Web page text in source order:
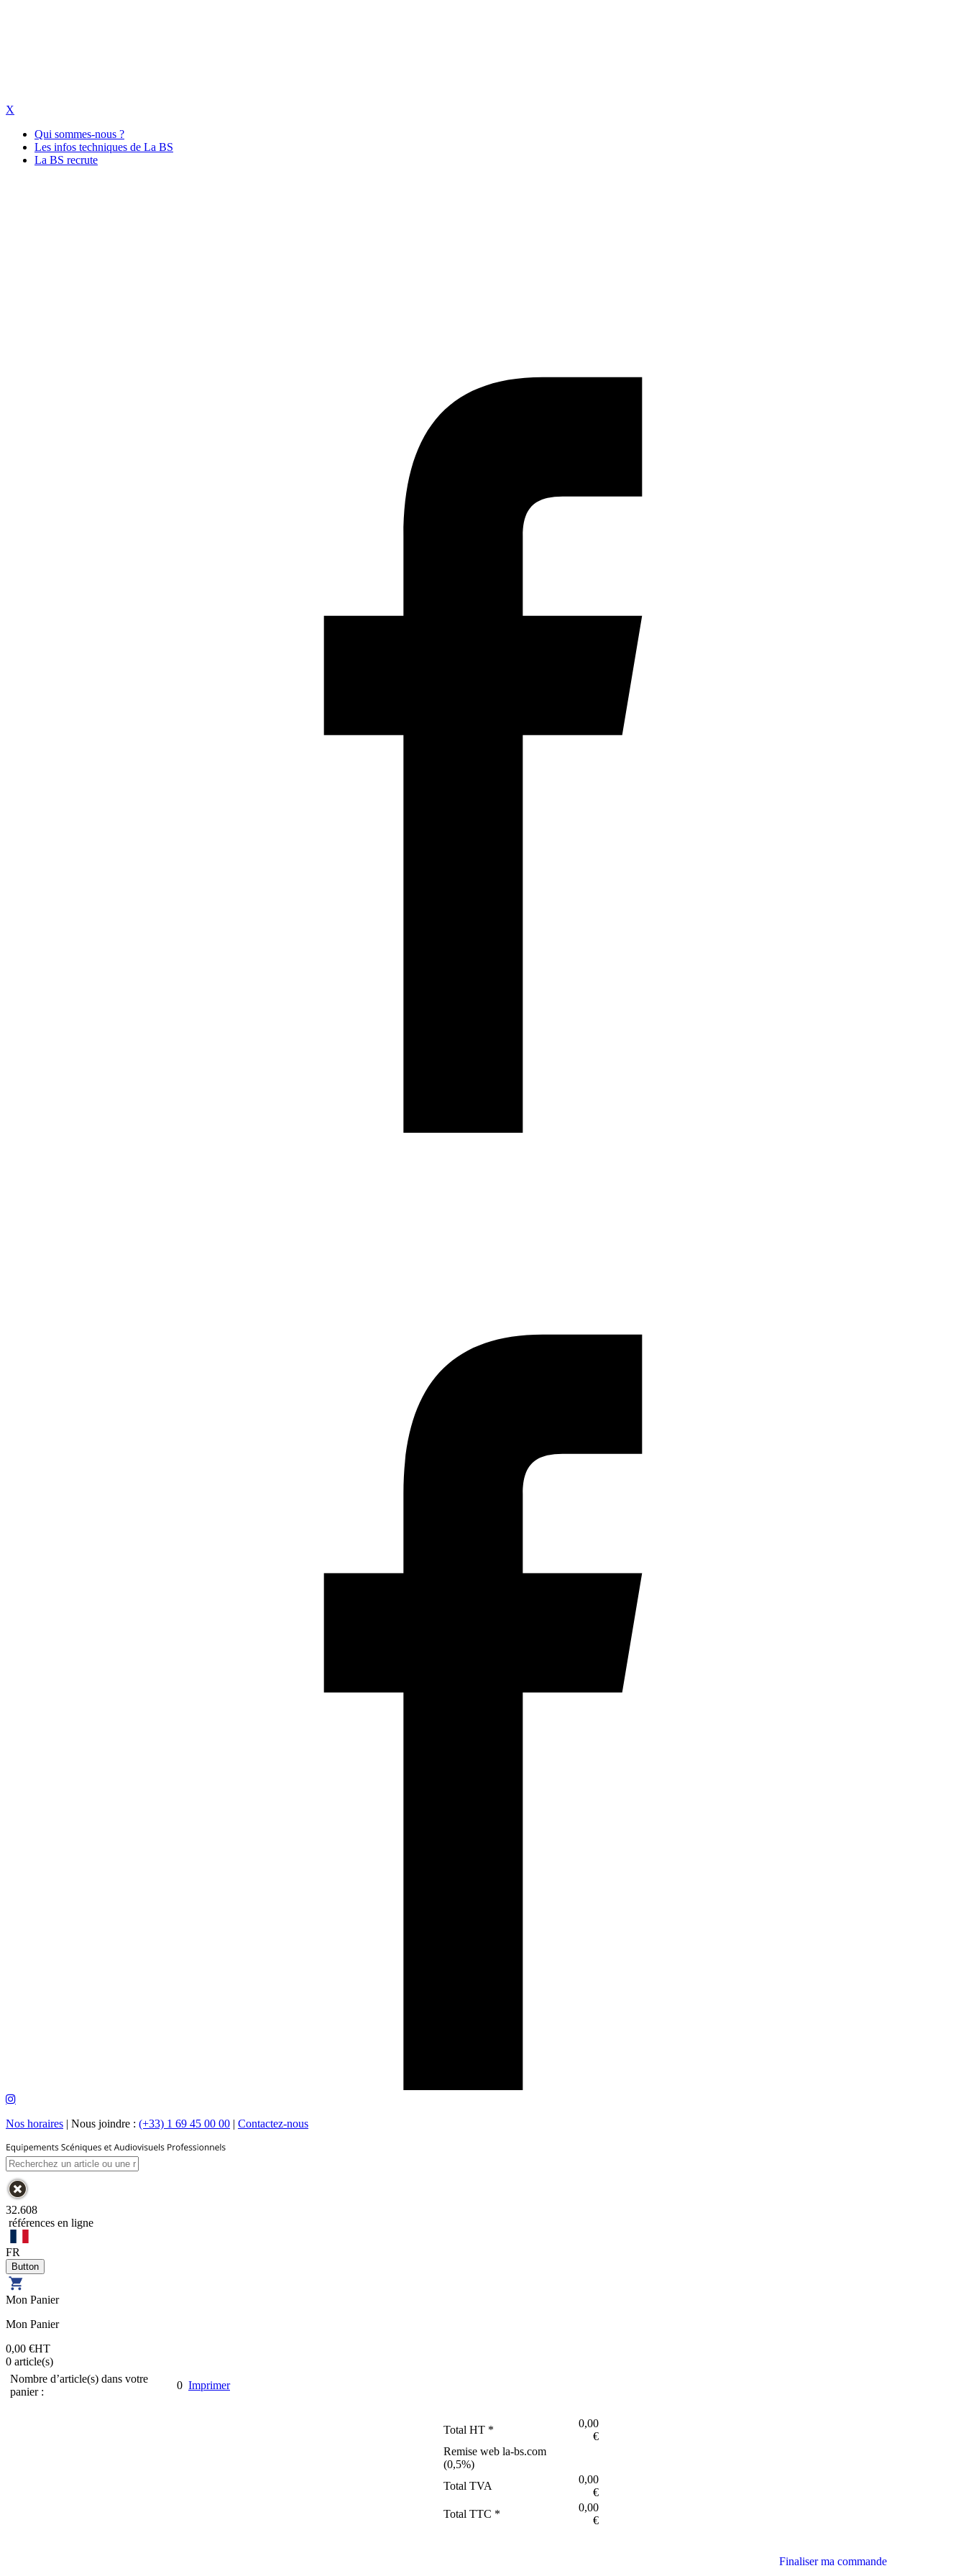
X
Qui sommes-nous ?
Les infos techniques de La BS
La BS recrute
Nos horaires | Nous joindre : (+33) 1 69 45 00 00 | Contactez-nous
32.608
références en ligne
FR
Mon Panier
Mon Panier
0,00 €HT
0 article(s)
Nombre d’article(s) dans votre
panier :
0 Imprimer
Total HT *
0,00
€
Remise web la-bs.com
(0,5%)
Total TVA
0,00
€
Total TTC *
0,00
€
Finaliser ma commande